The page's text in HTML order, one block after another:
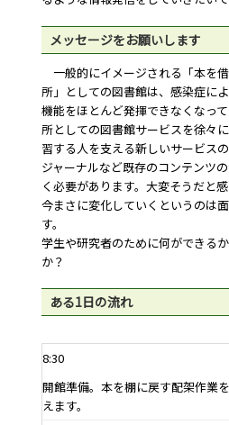
メッセージをお願いします
一般的にイメージされる「本を
所」としての図書館は、感染症に
機能をほとんど発揮できなくなっ
所としての図書館サービスを徐々
習する人を支える新しいサービス
ジャーナルなど既存のコンテンツ
く必要があります。大変そうだと
今まさに変化していくというのは
す。
学生や研究者のために何ができる
か？
ある1日の流れ
8:30
開館準備。本を棚に戻す配架作業
えます。